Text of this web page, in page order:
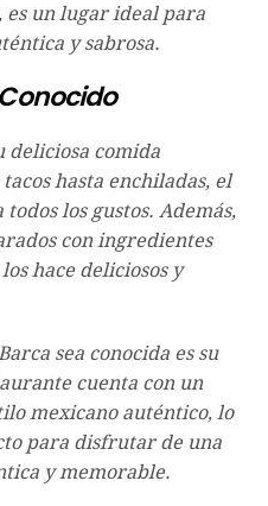
es un lugar ideal para
y sabrosa.
deliciosa comida
hasta enchiladas, el
los gustos. Además,
con ingredientes
hace deliciosos y
sea conocida es su
cuenta con un
mexicano auténtico, lo
para disfrutar de una
y memorable.